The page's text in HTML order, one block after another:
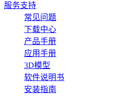
服务支持
常见问题
下载中心
产品手册
应用手册
3D模型
软件说明书
安装指南